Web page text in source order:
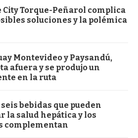
City Torque-Peñarol complica
soluciones y la polémica
Montevideo y Paysandú,
afuera y se produjo un
en la ruta
bebidas que pueden
la salud hepática y los
complementan